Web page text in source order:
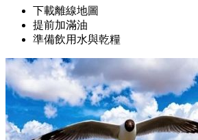
下載離線地圖
提前加滿油
準備飲用水與乾糧